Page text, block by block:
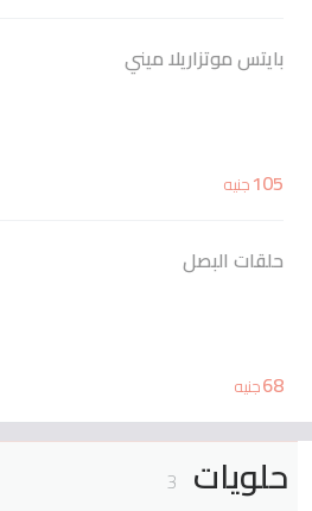
بايتس موتزاريلا ميني
105جنيه
حلقات البصل
68جنيه
حلويات 3